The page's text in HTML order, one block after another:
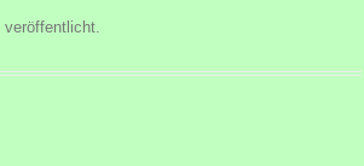
veröffentlicht.